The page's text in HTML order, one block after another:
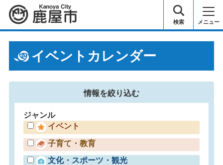
鹿屋市 検索 メニュー
イベントカレンダー
情報を絞り込む
ジャンル
イベント
子育て・教育
文化・スポーツ・観光